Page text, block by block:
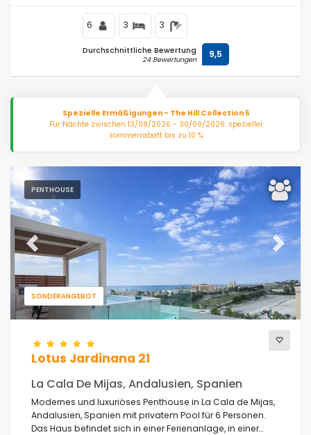
6 3 3
Durchschnittliche Bewertung
24 Bewertungen 9,5
Spezielle Ermäßigungen - The Hill Collection 5
Für Nächte zwischen 13/08/2026 - 30/09/2026: spezieller
sommerrabatt bis zu 10 %.
PENTHOUSE
SONDERANGEBOT
Previous Next
Lotus Jardinana 21
La Cala De Mijas, Andalusien, Spanien
Modernes und luxuriöses Penthouse in La Cala de Mijas,
Andalusien, Spanien mit privatem Pool für 6 Personen.
Das Haus befindet sich in einer Ferienanlage, in einer